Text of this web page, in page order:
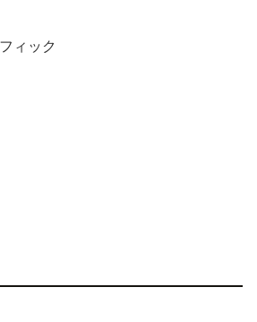
ィック